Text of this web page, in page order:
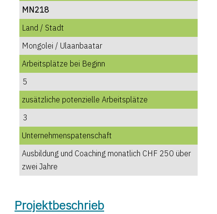
MN218
Land / Stadt
Mongolei / Ulaanbaatar
Arbeitsplätze bei Beginn
5
zusätzliche potenzielle Arbeitsplätze
3
Unternehmenspatenschaft
Ausbildung und Coaching monatlich CHF 250 über
zwei Jahre
Projektbeschrieb